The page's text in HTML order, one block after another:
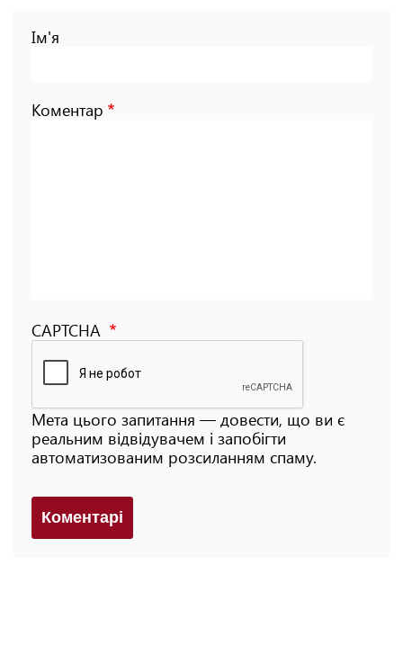
Ім'я
Коментар
CAPTCHA
Мета цього запитання — довести, що ви є
реальним відвідувачем і запобігти
автоматизованим розсиланням спаму.
Коментарi